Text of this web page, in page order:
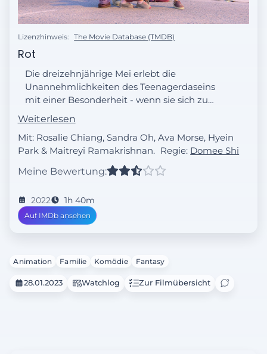
Lizenzhinweis: The Movie Database (TMDB)
Rot
Die dreizehnjährige Mei erlebt die
Unannehmlichkeiten des Teenagerdaseins
mit einer Besonderheit - wenn sie sich zu
sehr aufregt, verwandelt sie sich in einen
riesigen roten Panda.
Weiterlesen
Mit: Rosalie Chiang, Sandra Oh, Ava Morse, Hyein
Park & Maitreyi Ramakrishnan. Regie: Domee Shi
Meine Bewertung:
2022 1h 40m
Auf IMDb ansehen
Animation Familie Komödie Fantasy
28.01.2023 Watchlog Zur Filmübersicht